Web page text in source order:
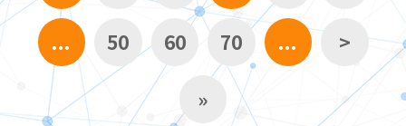
... 50 60 70 ... >
»